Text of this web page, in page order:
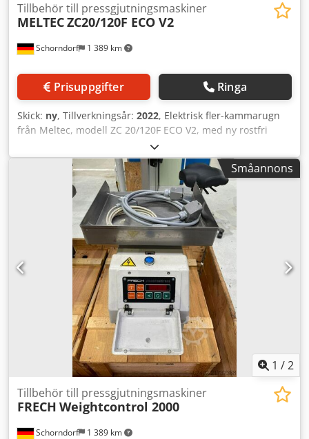
Schorndorf 1 389 km
Tillbehör till pressgjutningsmaskiner
MELTECZC20/120F ECO V2
Prisuppgifter Ringa
Skick: ny, Tillverkningsår: 2022, Elektrisk fler-kammarugn
från Meltec, modell ZC 20/120F ECO V2, med ny rostfri
smältdegel, isolerat degellock och underrede. Degelvolym:
420,0 kg/Zn Smältkapacitet: 120,0 kg/Zn/h
Anslutningsvärde: 21,5 kW Typ: ZC 20/120 F ECO V2
EcoMelTec-ugnen kombinerar fördelarna hos den
beprövade fler-kammarhållnings- och smältugnen med en
rad nyutvecklade funktioner samt energibesparande
möjligheter: Dcjdpfx Aaoy E Tybonsk - God åtkomlighet vid
rengöring tack vare flexibelt monterbara viklock - Ny
pumpdesign möjliggör längre rengöringsintervaller -
Avställningsyta för slaggkärl — underlättar rengöring av
smältbadet - Symmetrisk ugnsdesign — ingen
höger-/vänsterutförande krävs Passar till DAW 20F / W20Zn
Ett ugnsstyrskåp kan levereras på begäran.
Småannons
1 /2
Schorndorf 1 389 km
Tillbehör till pressgjutningsmaskiner
FRECH Weightcontrol 2000